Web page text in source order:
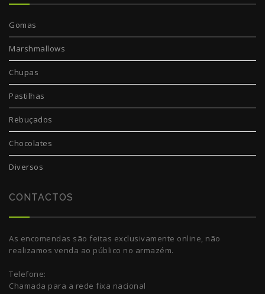
Gomas
Marshmallows
Chupas
Pastilhas
Rebuçados
Chocolates
Diversos
CONTACTOS
As encomendas são feitas exclusivamente online, não
realizamos venda ao público no armazém.
Telefone:
Chamada para a rede fixa nacional